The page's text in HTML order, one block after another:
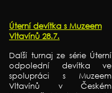
Úterní devítka s Muzeem
Vltavínů 28.7.
Další turnaj ze série Úterní
odpolední devítka ve
spolupráci s Muzeem
Vltavínů v Českém